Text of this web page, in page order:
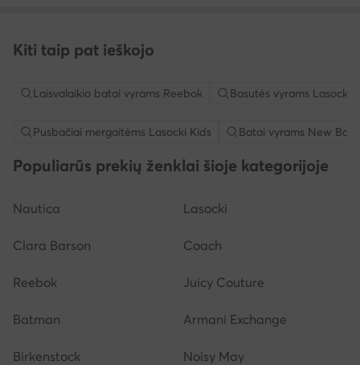
Kiti taip pat ieškojo
Laisvalaikio batai vyrams Reebok Basutės vyrams Lasocki
Pusbačiai mergaitėms Lasocki Kids Batai vyrams New
Populiarūs prekių ženklai šioje kategorijoje
Nautica Lasocki
Clara Barson Coach
Reebok Juicy Couture
Batman Armani Exchange
Birkenstock Noisy May